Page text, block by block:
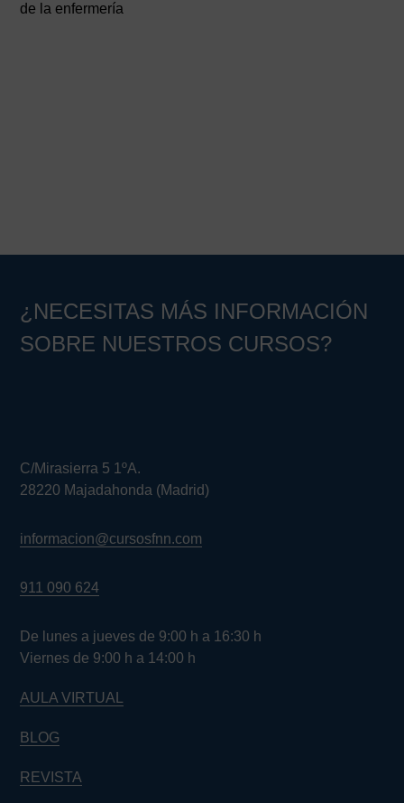
de la enfermería
¿NECESITAS MÁS INFORMACIÓN
SOBRE NUESTROS CURSOS?
C/Mirasierra 5 1ºA.
28220 Majadahonda (Madrid)
informacion@cursosfnn.com
911 090 624
De lunes a jueves de 9:00 h a 16:30 h
Viernes de 9:00 h a 14:00 h
AULA VIRTUAL
BLOG
REVISTA